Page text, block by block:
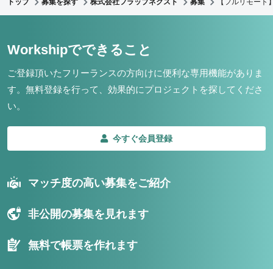
トップ 募集を探す 株式会社フラップネクスト 募集 【フルリモー
Workshipでできること
ご登録頂いたフリーランスの方向けに便利な専用機能がありま
す。 無料登録を行って、効果的にプロジェクトを探してくださ
い。
今すぐ会員登録
マッチ度の高い募集をご紹介
非公開の募集を見れます
無料で帳票を作れます